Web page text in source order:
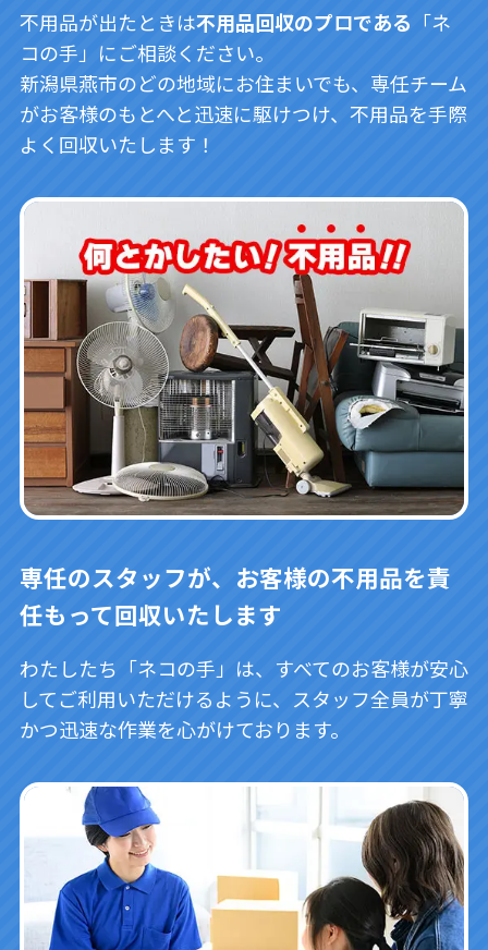
不用品が出たときは不用品回収のプロである 「ネ
コの手」にご相談ください。
新潟県燕市のどの地域にお住まいでも、専任チーム
がお客様のもとへと迅速に駆けつけ、不用品を手際
よく回収いたします！
専任のスタッフが、お客様の不用品を責
任もって回収いたします
わたしたち「ネコの手」は、すべてのお客様が安心
してご利用いただけるように、スタッフ全員が丁寧
かつ迅速な作業を心がけております。